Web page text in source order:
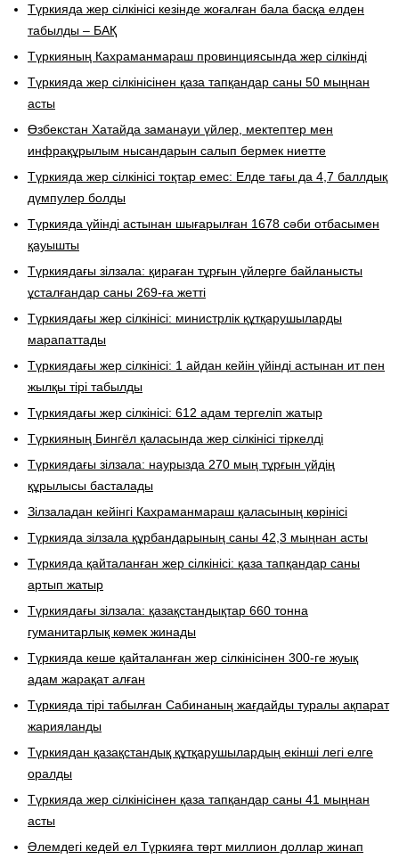
Түркияда жер сілкінісі кезінде жоғалған бала басқа елден
табылды – БАҚ
Түркияның Кахраманмараш провинциясында жер сілкінді
Түркияда жер сілкінісінен қаза тапқандар саны 50 мыңнан
асты
Өзбекстан Хатайда заманауи үйлер, мектептер мен
инфрақұрылым нысандарын салып бермек ниетте
Түркияда жер сілкінісі тоқтар емес: Елде тағы да 4,7 баллдық
дүмпулер болды
Түркияда үйінді астынан шығарылған 1678 сәби отбасымен
қауышты
Түркиядағы зілзала: қираған тұрғын үйлерге байланысты
ұсталғандар саны 269-ға жетті
Түркиядағы жер сілкінісі: министрлік құтқарушыларды
марапаттады
Түркиядағы жер сілкінісі: 1 айдан кейін үйінді астынан ит пен
жылқы тірі табылды
Түркиядағы жер сілкінісі: 612 адам тергеліп жатыр
Түркияның Бингёл қаласында жер сілкінісі тіркелді
Түркиядағы зілзала: наурызда 270 мың тұрғын үйдің
құрылысы басталады
Зілзаладан кейінгі Кахраманмараш қаласының көрінісі
Түркияда зілзала құрбандарының саны 42,3 мыңнан асты
Түркияда қайталанған жер сілкінісі: қаза тапқандар саны
артып жатыр
Түркиядағы зілзала: қазақстандықтар 660 тонна
гуманитарлық көмек жинады
Түркияда кеше қайталанған жер сілкінісінен 300-ге жуық
адам жарақат алған
Түркияда тірі табылған Сабинаның жағдайды туралы ақпарат
жарияланды
Түркиядан қазақстандық құтқарушылардың екінші легі елге
оралды
Түркияда жер сілкінісінен қаза тапқандар саны 41 мыңнан
асты
Әлемдегі кедей ел Түркияға төрт миллион доллар жинап